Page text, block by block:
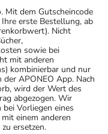
Mit dem Gutscheincode
erste Bestellung, ab
Nicht
sowie bei
mit anderen
kombinierbar und nur
APONEO App. Nach
wird der Wert des
abgezogen. Wir
Vorliegen eines
einem anderen
ersetzen.